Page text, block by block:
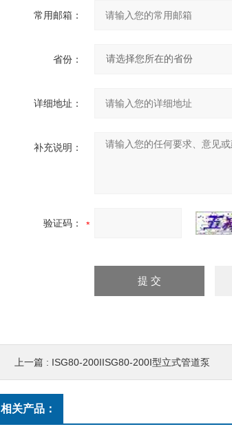
常用邮箱：
省份：
详细地址：
补充说明：
验证码：
上一篇 : ISG80-200IISG80-200I型立式管道泵
相关产品：